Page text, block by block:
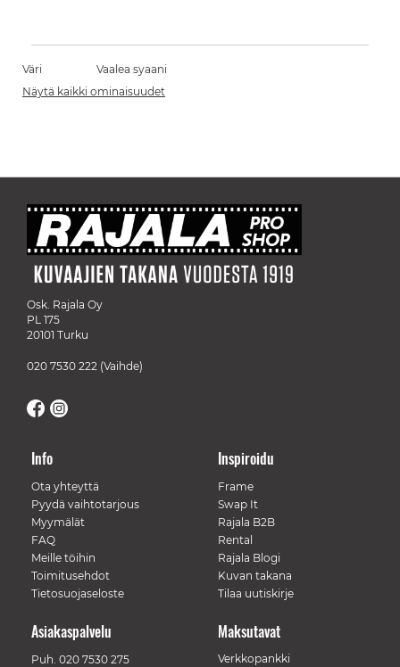
Väri
Vaalea syaani
Näytä kaikki ominaisuudet
Osk. Rajala Oy
PL 175
20101 Turku
020 7530 222 (Vaihde)
Info
Ota yhteyttä
Pyydä vaihtotarjous
Myymälät
FAQ
Meille töihin
Toimitusehdot
Tietosuojaseloste
Inspiroidu
Frame
Swap It
Rajala B2B
Rental
Rajala Blogi
Kuvan takana
Tilaa uutiskirje
Maksutavat
Verkkopankki
Asiakaspalvelu
Puh. 020 7530 275